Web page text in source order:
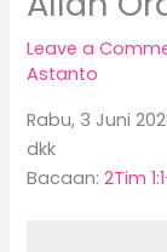
Leave a
Astanto
Rabu, 3 Juni
dkk
Bacaan:2Tim